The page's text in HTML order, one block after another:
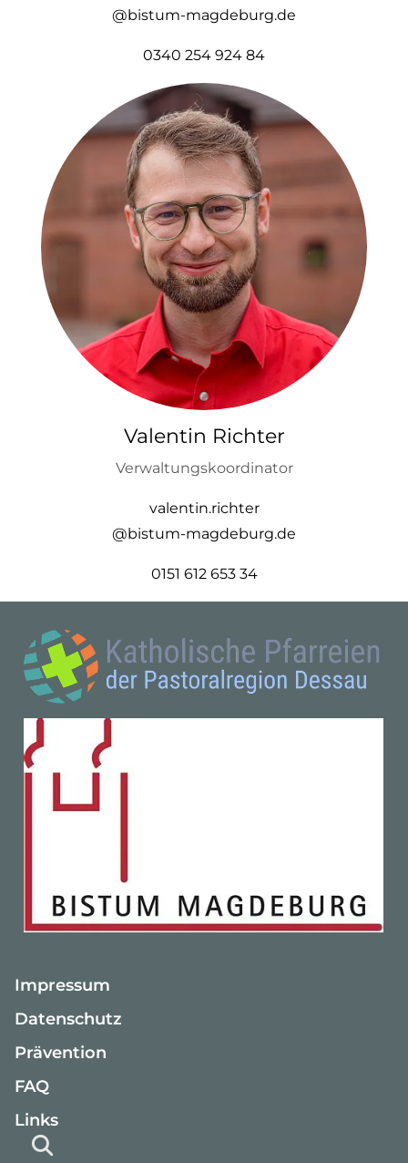
@bistum-magdeburg.de
0340 254 924 84
Valentin Richter
Verwaltungskoordinator
valentin.richter
@bistum-magdeburg.de
0151 612 653 34
Impressum
Datenschutz
Prävention
FAQ
Links